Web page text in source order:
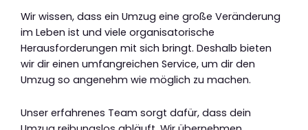
Wir wissen, dass ein Umzug eine große Veränderung
im Leben ist und viele organisatorische
Herausforderungen mit sich bringt. Deshalb bieten
wir dir einen umfangreichen Service, um dir den
Umzug so angenehm wie möglich zu machen.
Unser erfahrenes Team sorgt dafür, dass dein